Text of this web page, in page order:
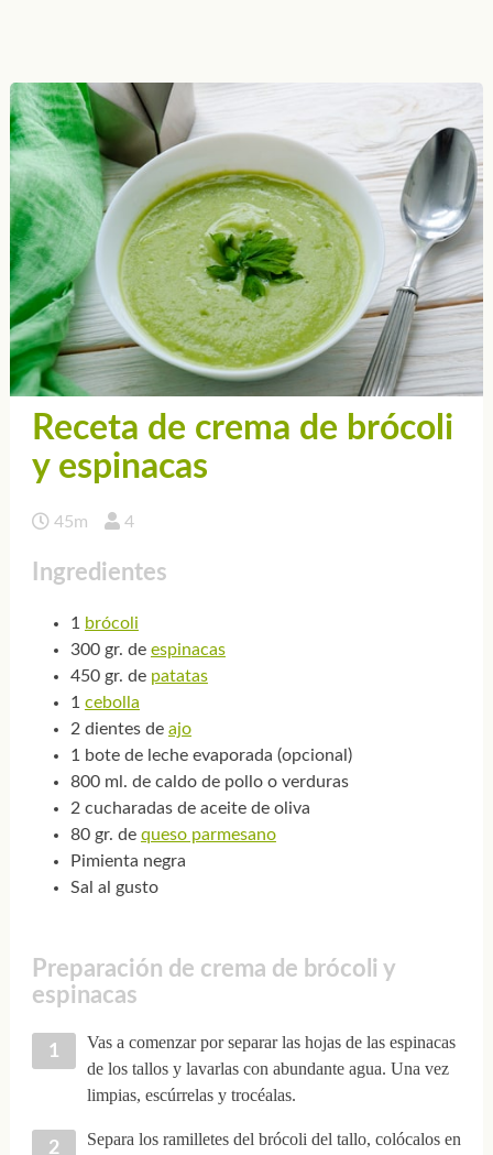
Receta de crema de brócoli
y espinacas
45m 4
Ingredientes
1 brócoli
300 gr. de espinacas
450 gr. de patatas
1 cebolla
2 dientes de ajo
1 bote de leche evaporada (opcional)
800 ml. de caldo de pollo o verduras
2 cucharadas de aceite de oliva
80 gr. de queso parmesano
Pimienta negra
Sal al gusto
Preparación de crema de brócoli y
espinacas
Vas a comenzar por separar las hojas de las espinacas
de los tallos y lavarlas con abundante agua. Una vez
limpias, escúrrelas y trocéalas.
Separa los ramilletes del brócoli del tallo, colócalos en